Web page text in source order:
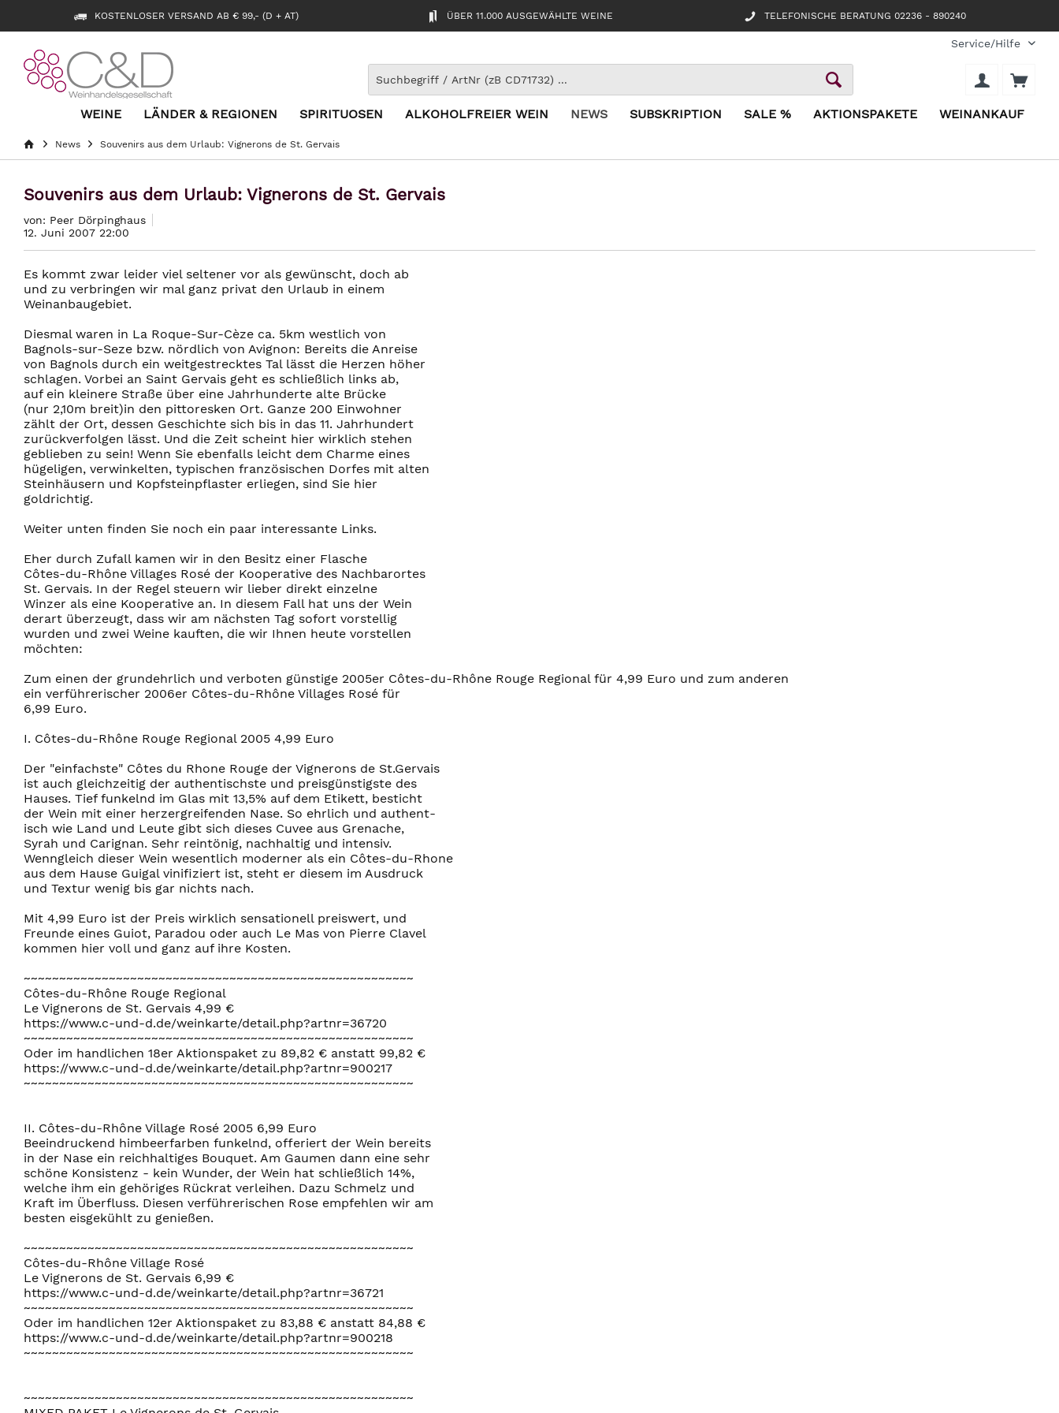
KOSTENLOSER VERSAND AB € 99,- (D + AT) ÜBER 11.000 AUSGEWÄHLTE WEINE TELEFONISCHE BERATUNG 02236 - 890240
Service/Hilfe
WEINE LÄNDER & REGIONEN SPIRITUOSEN ALKOHOLFREIER WEIN NEWS SUBSKRIPTION SALE % AKTIONSPAKETE WEINANKAUF
News Souvenirs aus dem Urlaub: Vignerons de St. Gervais
Souvenirs aus dem Urlaub: Vignerons de St. Gervais
von: Peer Dörpinghaus
12. Juni 2007 22:00
Es kommt zwar leider viel seltener vor als gewünscht, doch ab
und zu verbringen wir mal ganz privat den Urlaub in einem
Weinanbaugebiet.
Diesmal waren in La Roque-Sur-Cèze ca. 5km westlich von
Bagnols-sur-Seze bzw. nördlich von Avignon: Bereits die Anreise
von Bagnols durch ein weitgestrecktes Tal lässt die Herzen höher
schlagen. Vorbei an Saint Gervais geht es schließlich links ab,
auf ein kleinere Straße über eine Jahrhunderte alte Brücke
(nur 2,10m breit)in den pittoresken Ort. Ganze 200 Einwohner
zählt der Ort, dessen Geschichte sich bis in das 11. Jahrhundert
zurückverfolgen lässt. Und die Zeit scheint hier wirklich stehen
geblieben zu sein! Wenn Sie ebenfalls leicht dem Charme eines
hügeligen, verwinkelten, typischen französischen Dorfes mit alten
Steinhäusern und Kopfsteinpflaster erliegen, sind Sie hier
goldrichtig.
Weiter unten finden Sie noch ein paar interessante Links.
Eher durch Zufall kamen wir in den Besitz einer Flasche
Côtes-du-Rhône Villages Rosé der Kooperative des Nachbarortes
St. Gervais. In der Regel steuern wir lieber direkt einzelne
Winzer als eine Kooperative an. In diesem Fall hat uns der Wein
derart überzeugt, dass wir am nächsten Tag sofort vorstellig
wurden und zwei Weine kauften, die wir Ihnen heute vorstellen
möchten:
Zum einen der grundehrlich und verboten günstige 2005er Côtes-du-Rhône Rouge Regional für 4,99 Euro und zum anderen
ein verführerischer 2006er Côtes-du-Rhône Villages Rosé für
6,99 Euro.
I. Côtes-du-Rhône Rouge Regional 2005 4,99 Euro
Der "einfachste" Côtes du Rhone Rouge der Vignerons de St.Gervais
ist auch gleichzeitig der authentischste und preisgünstigste des
Hauses. Tief funkelnd im Glas mit 13,5% auf dem Etikett, besticht
der Wein mit einer herzergreifenden Nase. So ehrlich und authent-
isch wie Land und Leute gibt sich dieses Cuvee aus Grenache,
Syrah und Carignan. Sehr reintönig, nachhaltig und intensiv.
Wenngleich dieser Wein wesentlich moderner als ein Côtes-du-Rhone
aus dem Hause Guigal vinifiziert ist, steht er diesem im Ausdruck
und Textur wenig bis gar nichts nach.
Mit 4,99 Euro ist der Preis wirklich sensationell preiswert, und
Freunde eines Guiot, Paradou oder auch Le Mas von Pierre Clavel
kommen hier voll und ganz auf ihre Kosten.
~~~~~~~~~~~~~~~~~~~~~~~~~~~~~~~~~~~~~~~~~~~~~~~~~~~~~~~
Côtes-du-Rhône Rouge Regional
Le Vignerons de St. Gervais 4,99 €
https://www.c-und-d.de/weinkarte/detail.php?artnr=36720
~~~~~~~~~~~~~~~~~~~~~~~~~~~~~~~~~~~~~~~~~~~~~~~~~~~~~~~
Oder im handlichen 18er Aktionspaket zu 89,82 € anstatt 99,82 €
https://www.c-und-d.de/weinkarte/detail.php?artnr=900217
~~~~~~~~~~~~~~~~~~~~~~~~~~~~~~~~~~~~~~~~~~~~~~~~~~~~~~~
II. Côtes-du-Rhône Village Rosé 2005 6,99 Euro
Beeindruckend himbeerfarben funkelnd, offeriert der Wein bereits
in der Nase ein reichhaltiges Bouquet. Am Gaumen dann eine sehr
schöne Konsistenz - kein Wunder, der Wein hat schließlich 14%,
welche ihm ein gehöriges Rückrat verleihen. Dazu Schmelz und
Kraft im Überfluss. Diesen verführerischen Rose empfehlen wir am
besten eisgekühlt zu genießen.
~~~~~~~~~~~~~~~~~~~~~~~~~~~~~~~~~~~~~~~~~~~~~~~~~~~~~~~
Côtes-du-Rhône Village Rosé
Le Vignerons de St. Gervais 6,99 €
https://www.c-und-d.de/weinkarte/detail.php?artnr=36721
~~~~~~~~~~~~~~~~~~~~~~~~~~~~~~~~~~~~~~~~~~~~~~~~~~~~~~~
Oder im handlichen 12er Aktionspaket zu 83,88 € anstatt 84,88 €
https://www.c-und-d.de/weinkarte/detail.php?artnr=900218
~~~~~~~~~~~~~~~~~~~~~~~~~~~~~~~~~~~~~~~~~~~~~~~~~~~~~~~
~~~~~~~~~~~~~~~~~~~~~~~~~~~~~~~~~~~~~~~~~~~~~~~~~~~~~~~